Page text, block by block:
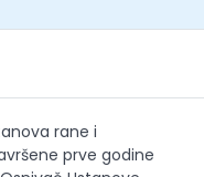
rane i
prve godine